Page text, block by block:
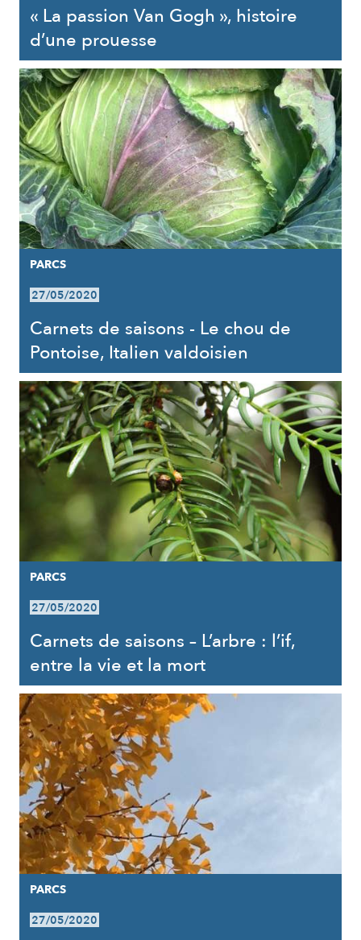
« La passion Van Gogh », histoire
d’une prouesse
PARCS
27/05/2020
Carnets de saisons - Le chou de
Pontoise, Italien valdoisien
PARCS
27/05/2020
Carnets de saisons – L’arbre : l’if,
entre la vie et la mort
PARCS
27/05/2020